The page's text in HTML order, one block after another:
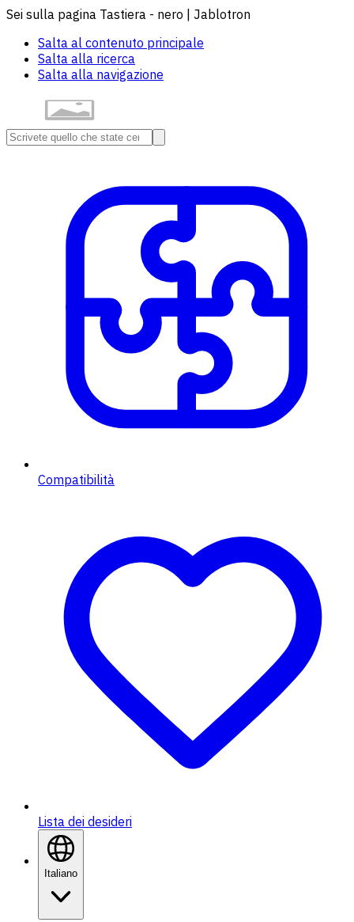
Sei sulla pagina Tastiera - nero | Jablotron
Salta al contenuto principale
Salta alla ricerca
Salta alla navigazione
Compatibilità
Lista dei desideri
Italiano